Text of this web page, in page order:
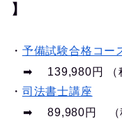
】
・ 予備試験合格コー
➡︎ 139,980円 （
・ 司法書士講座
➡︎ 89,980円 （